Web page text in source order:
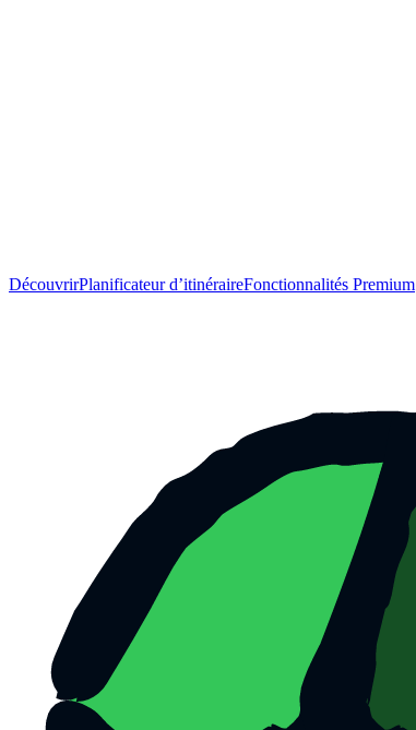
DécouvrirPlanificateur d’itinéraireFonctionnalités Premium